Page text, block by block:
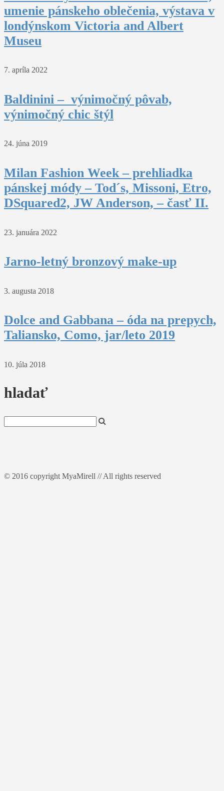
umenie pánskeho oblečenia, výstava v
londýnskom Victoria and Albert
Museu
7. apríla 2022
Baldinini – výnimočný pôvab,
výnimočný chic štýl
24. júna 2019
Milan Fashion Week – prehliadka
pánskej módy – Tod´s, Missoni, Etro,
DSquared2, JW Anderson, – časť II.
23. januára 2022
Jarno-letný bronzový make-up
3. augusta 2018
Dolce and Gabbana – óda na prepych,
Taliansko, Como, jar/leto 2019
10. júla 2018
hladať
© 2016 copyright MyaMirell // All rights reserved